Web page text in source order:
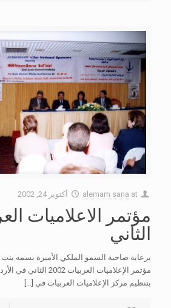
alemam sana at أكتوبر 24, 2002
مؤتمر الاعلاميات
الثاني
برعاية صاحبة السمو الملكي الأميرة بسمه
مؤتمر الإعلاميات
بتنظيم مركز الإعلاميات العربيات في […]